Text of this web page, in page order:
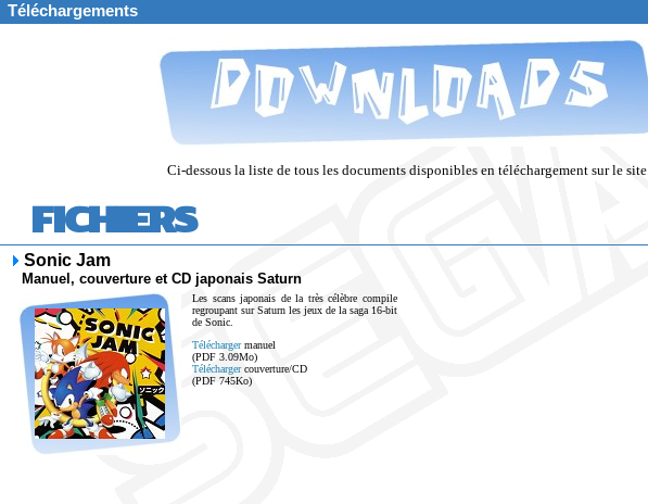
Téléchargements
Ci-dessous la liste de tous les documents disponibles en téléchargement sur le site.
FICHIERS
Sonic Jam
Manuel, couverture et CD japonais Saturn
Les scans japonais de la très célèbre compile
regroupant sur Saturn les jeux de la saga 16-bit
de Sonic.
Téléchargermanuel
(PDF 3.09Mo)
Téléchargercouverture/CD
(PDF 745Ko)